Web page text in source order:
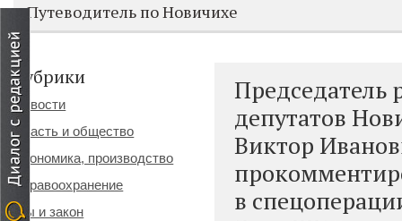
Путеводитель по Новичихе
Председатель
депутатов
Виктор
в
Рубрики
Новости
Власть и общество
Экономика, производство
Здравоохранение
Мы и закон